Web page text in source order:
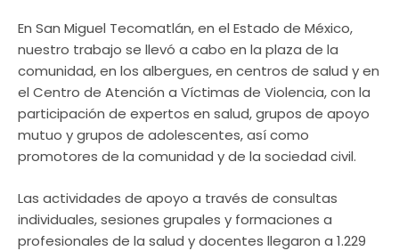
En San Miguel Tecomatlán, en el Estado de México,
nuestro trabajo se llevó a cabo en la plaza de la
comunidad, en los albergues, en centros de salud y en
el Centro de Atención a Víctimas de Violencia, con la
participación de expertos en salud, grupos de apoyo
mutuo y grupos de adolescentes, así como
promotores de la comunidad y de la sociedad civil.
Las actividades de apoyo a través de consultas
individuales, sesiones grupales y formaciones a
profesionales de la salud y docentes llegaron a 1.229